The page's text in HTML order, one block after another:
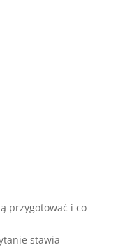
przygotować i co
stawia